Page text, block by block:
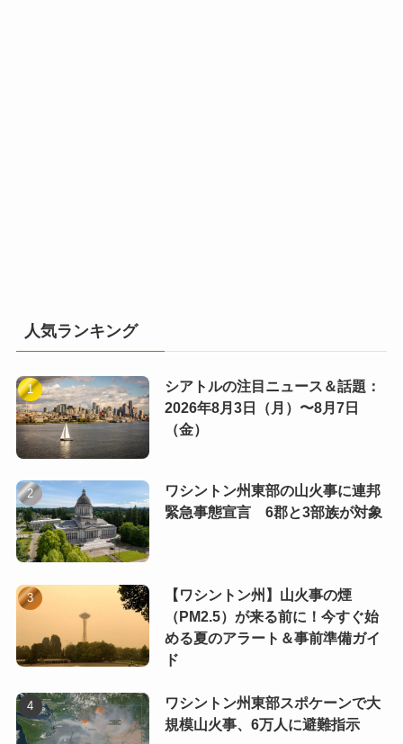
人気ランキング
シアトルの注目ニュース＆話題：
2026年8月3日（月）〜8月7日
（金）
ワシントン州東部の山火事に連邦
緊急事態宣言 6郡と3部族が対象
【ワシントン州】山火事の煙
（PM2.5）が来る前に！今すぐ始
める夏のアラート＆事前準備ガイ
ド
ワシントン州東部スポケーンで大
規模山火事、6万人に避難指示